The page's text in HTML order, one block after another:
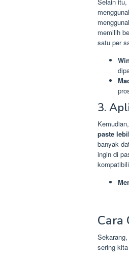
memilih
satu per
3.
paste
banyak
ingin di
Cara
sering